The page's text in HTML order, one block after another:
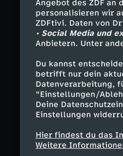
Angebot des ZDF an
personalisieren wir
ZDFtivi. Daten von
• Social Media und
Anbietern. Unter
Du kannst
betrifft nur dein
Datenverarbeitung,
"Einstellungen/
Deine
Einstellungen
Hier findest du das
Weitere
FSK 0
Bauwagen
3,2 MB (PDF)
Leckeres
Aus der
126 KB (PDF)